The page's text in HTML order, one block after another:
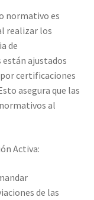
normativo es
realizar los
de
están ajustados
certificaciones
asegura que las
al
Activa:
de las